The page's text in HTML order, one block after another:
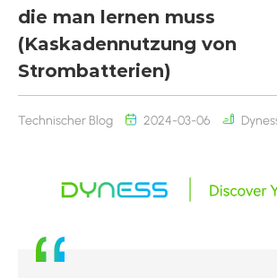
die man lernen muss
(Kaskadennutzung von
Strombatterien)
Technischer Blog 2024-03-06